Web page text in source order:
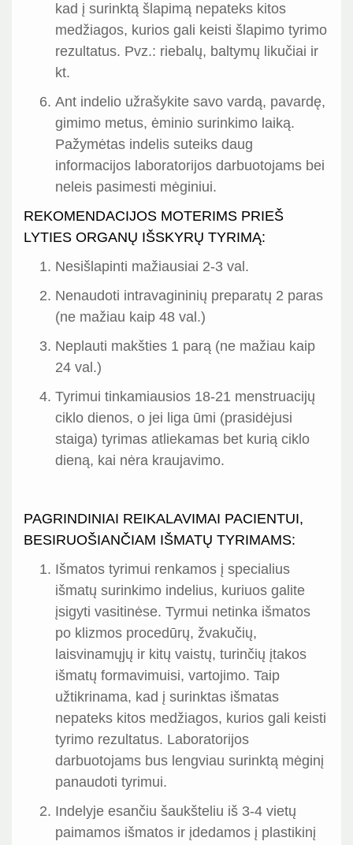
kad į surinktą šlapimą nepateks kitos
medžiagos, kurios gali keisti šlapimo tyrimo
rezultatus. Pvz.: riebalų, baltymų likučiai ir
kt.
Ant indelio užrašykite savo vardą, pavardę,
gimimo metus, ėminio surinkimo laiką.
Pažymėtas indelis suteiks daug
informacijos laboratorijos darbuotojams bei
neleis pasimesti mėginiui.
REKOMENDACIJOS MOTERIMS PRIEŠ
LYTIES ORGANŲ IŠSKYRŲ TYRIMĄ:
Nesišlapinti mažiausiai 2-3 val.
Nenaudoti intravagininių preparatų 2 paras
(ne mažiau kaip 48 val.)
Neplauti makšties 1 parą (ne mažiau kaip
24 val.)
Tyrimui tinkamiausios 18-21 menstruacijų
ciklo dienos, o jei liga ūmi (prasidėjusi
staiga) tyrimas atliekamas bet kurią ciklo
dieną, kai nėra kraujavimo.
PAGRINDINIAI REIKALAVIMAI PACIENTUI,
BESIRUOŠIANČIAM IŠMATŲ TYRIMAMS:
Išmatos tyrimui renkamos į specialius
išmatų surinkimo indelius, kuriuos galite
įsigyti vasitinėse. Tyrmui netinka išmatos
po klizmos procedūrų, žvakučių,
laisvinamųjų ir kitų vaistų, turinčių įtakos
išmatų formavimuisi, vartojimo. Taip
užtikrinama, kad į surinktas išmatas
nepateks kitos medžiagos, kurios gali keisti
tyrimo rezultatus. Laboratorijos
darbuotojams bus lengviau surinktą mėginį
panaudoti tyrimui.
Indelyje esančiu šaukšteliu iš 3-4 vietų
paimamos išmatos ir įdedamos į plastikinį